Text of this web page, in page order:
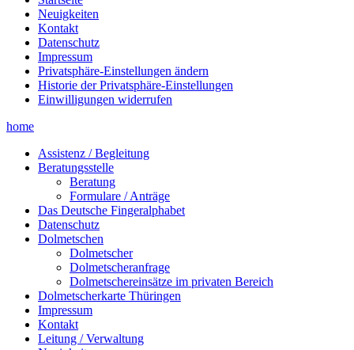
Neuigkeiten
Kontakt
Datenschutz
Impressum
Privatsphäre-Einstellungen ändern
Historie der Privatsphäre-Einstellungen
Einwilligungen widerrufen
home
Assistenz / Begleitung
Beratungsstelle
Beratung
Formulare / Anträge
Das Deutsche Fingeralphabet
Datenschutz
Dolmetschen
Dolmetscher
Dolmetscheranfrage
Dolmetschereinsätze im privaten Bereich
Dolmetscherkarte Thüringen
Impressum
Kontakt
Leitung / Verwaltung